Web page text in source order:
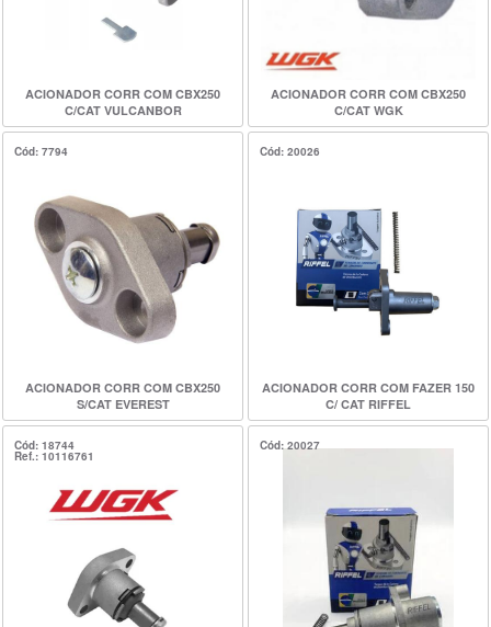
ACIONADOR CORR COM CBX250
C/CAT VULCANBOR
ACIONADOR CORR COM CBX250
C/CAT WGK
Cód: 7794
ACIONADOR CORR COM CBX250
S/CAT EVEREST
Cód: 20026
ACIONADOR CORR COM FAZER 150
C/ CAT RIFFEL
Cód: 18744
Ref.: 10116761
Cód: 20027